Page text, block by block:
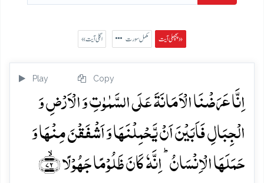
پچھلی آیت » مکمل سورت « اگلی آیت
Play Copy
اِنَّا عَرَضۡنَا الۡاَمَانَۃَ عَلَی السَّمٰوٰتِ وَ الۡاَرۡضِ وَ
الۡجِبَالِ فَاَبَیۡنَ اَنۡ یَّحۡمِلۡنَہَا وَ اَشۡفَقۡنَ مِنۡہَا وَ
حَمَلَہَا الۡاِنۡسَانُ ؕ اِنَّہٗ کَانَ ظَلُوۡمًا جَہُوۡلًا ﴿ۙ۷۲﴾